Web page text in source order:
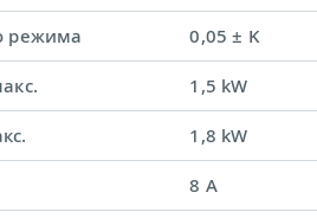
режима 0,05 ± K
1,5 kW
1,8 kW
8 A